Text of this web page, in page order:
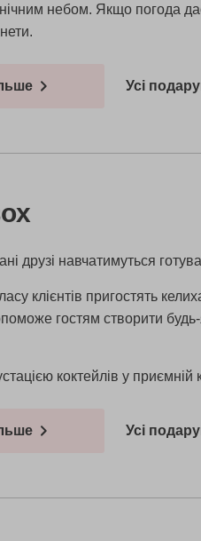
небом. Якщо погода
Усі
друзі навчатимуться
клієнтів пригостять
гостям створити
коктейлів у приємній
Усі